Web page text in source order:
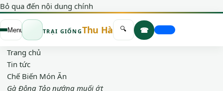
Bỏ qua đến nội dung chính
Menu TRẠI GIỐNGThu Hà 🔍 ☎
Trang chủ
Tin tức
Chế Biến Món Ăn
Gà Đông Tảo nướng muối ớt